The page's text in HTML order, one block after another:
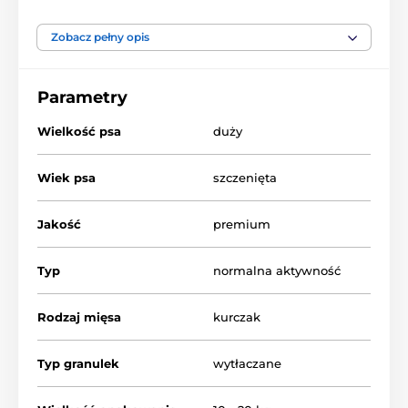
prawidłowego rozwoju mięśni. Receptura z dodatkiem
ziół i kwasów tłuszczowych omega-3 wspomaga
Zobacz pełny opis
Parametry
Wielkość psa duży
Wiek psa szczenięta
Jakość premium
Typ normalna aktywność
Rodzaj mięsa kurczak
Typ granulek wytłaczane